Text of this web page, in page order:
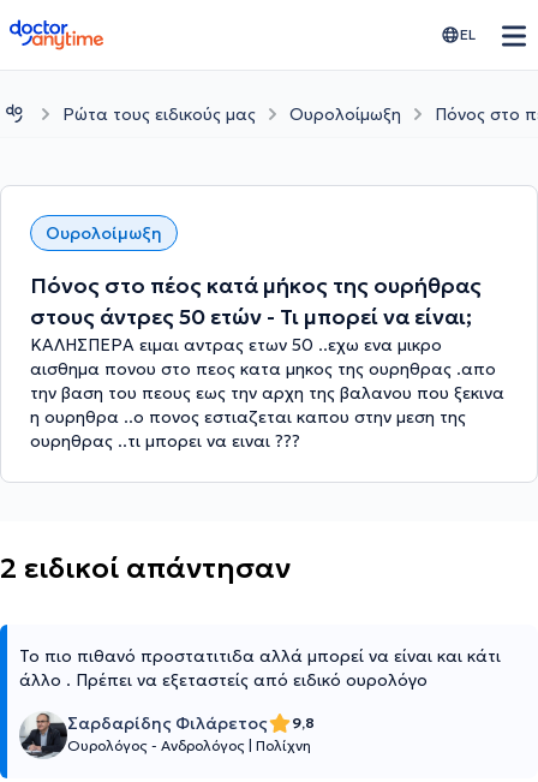
doctoranytime EL
Ρώτα τους ειδικούς μας Ουρολοίμωξη Πόνος στο
Ουρολοίμωξη
Πόνος στο πέος κατά μήκος της ουρήθρας
στους άντρες 50 ετών - Τι μπορεί να είναι;
ΚΑΛΗΣΠΕΡΑ ειμαι αντρας ετων 50 ..εχω ενα μικρο
αισθημα πονου στο πεος κατα μηκος της ουρηθρας .απο
την βαση του πεους εως την αρχη της βαλανου που ξεκινα
η ουρηθρα ..ο πονος εστιαζεται καπου στην μεση της
ουρηθρας ..τι μπορει να ειναι ???
2 ειδικοί απάντησαν
Το πιο πιθανό προστατιτιδα αλλά μπορεί να είναι και κάτι
άλλο . Πρέπει να εξεταστείς από ειδικό ουρολόγο
Σαρδαρίδης Φιλάρετος
9,8
Ουρολόγος - Ανδρολόγος Πολίχνη